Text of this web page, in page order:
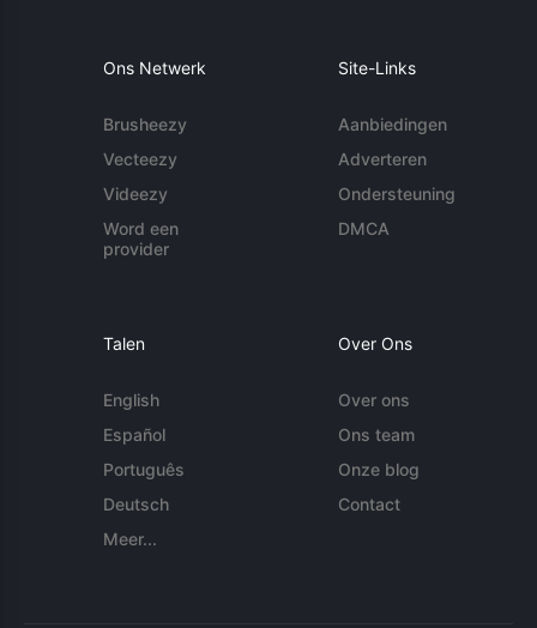
Ons Netwerk
Brusheezy
Vecteezy
Videezy
Word een
provider
Site-Links
Aanbiedingen
Adverteren
Ondersteuning
DMCA
Talen
English
Español
Português
Deutsch
Meer...
Over Ons
Over ons
Ons team
Onze blog
Contact